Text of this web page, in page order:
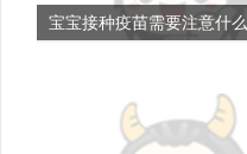
宝宝接种疫苗需要注意什么